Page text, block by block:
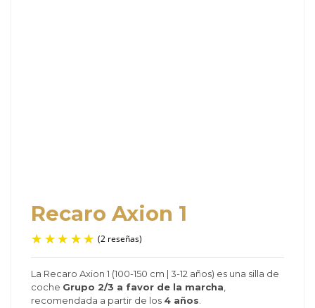
Recaro Axion 1
La Recaro Axion 1 (100-150 cm | 3-12 años) es una silla de
coche Grupo 2/3 a favor de la marcha
recomendada a partir de los 4 años